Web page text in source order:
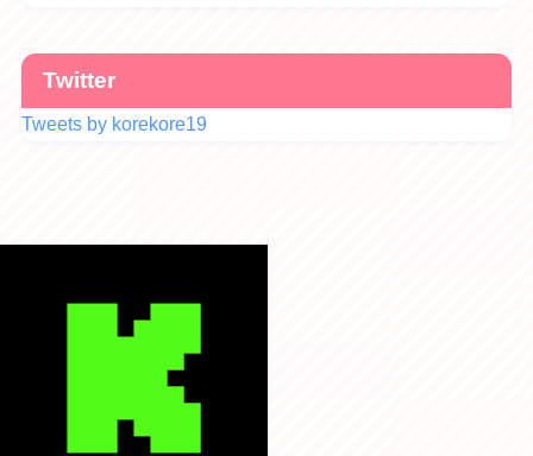
Twitter
Tweets by korekore19